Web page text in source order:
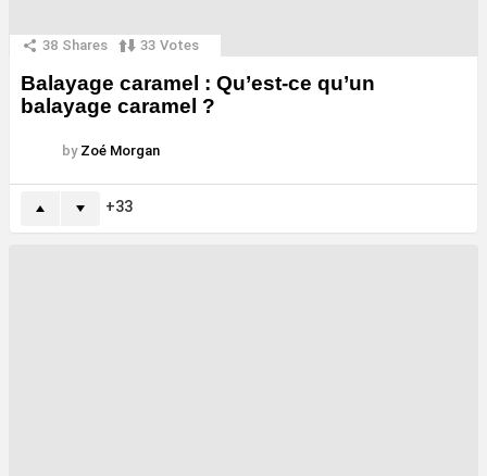
38 Shares 33 Votes
Balayage caramel : Qu’est-ce qu’un
balayage caramel ?
by Zoé Morgan
33